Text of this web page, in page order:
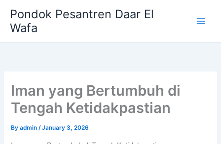
content
Pondok Pesantren Daar El
Wafa
Iman yang Bertumbuh di
Tengah Ketidakpastian
Byadmin/January 3, 2026